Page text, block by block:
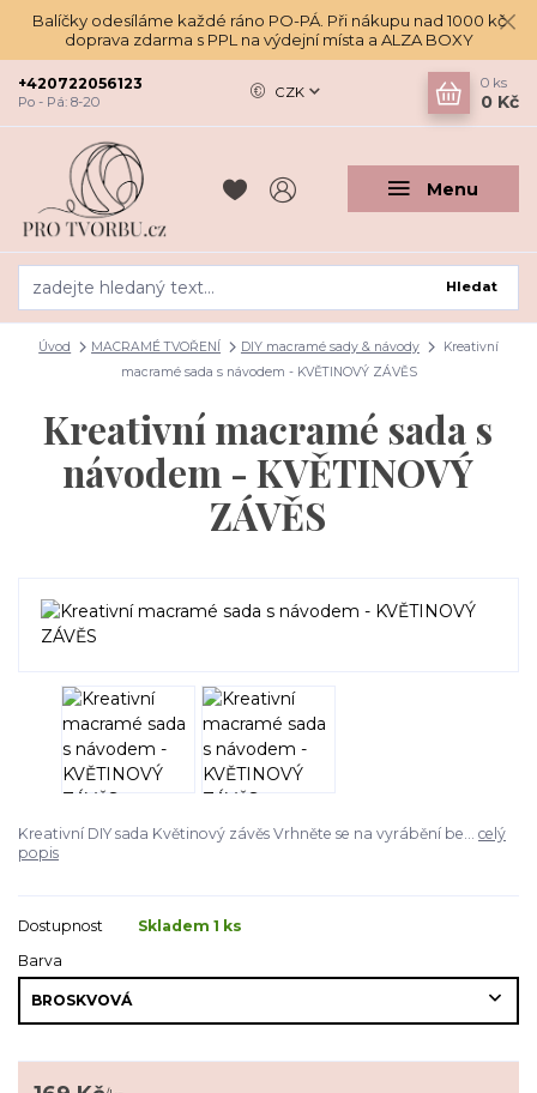
Balíčky odesíláme každé ráno PO-PÁ. Při nákupu nad 1000 kč
doprava zdarma s PPL na výdejní místa a ALZA BOXY
Menu
CZK
Hledat
+420722056123
Po - Pá: 8-20
0 ks
0 Kč
Úvod MACRAMÉ TVOŘENÍ DIY macramé sady & návody
Kreativní
macramé sada s návodem - KVĚTINOVÝ ZÁVĚS
Kreativní macramé sada s
návodem - KVĚTINOVÝ
ZÁVĚS
Kreativní DIY sada Květinový závěs Vrhněte se na vyrábění be... celý
popis
Dostupnost
Skladem 1 ks
Barva